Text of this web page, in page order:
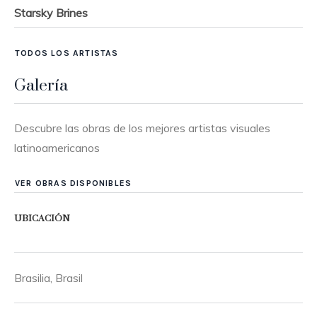
Starsky Brines
TODOS LOS ARTISTAS
Galería
Descubre las obras de los mejores artistas visuales
latinoamericanos
VER OBRAS DISPONIBLES
UBICACIÓN
Brasilia, Brasil